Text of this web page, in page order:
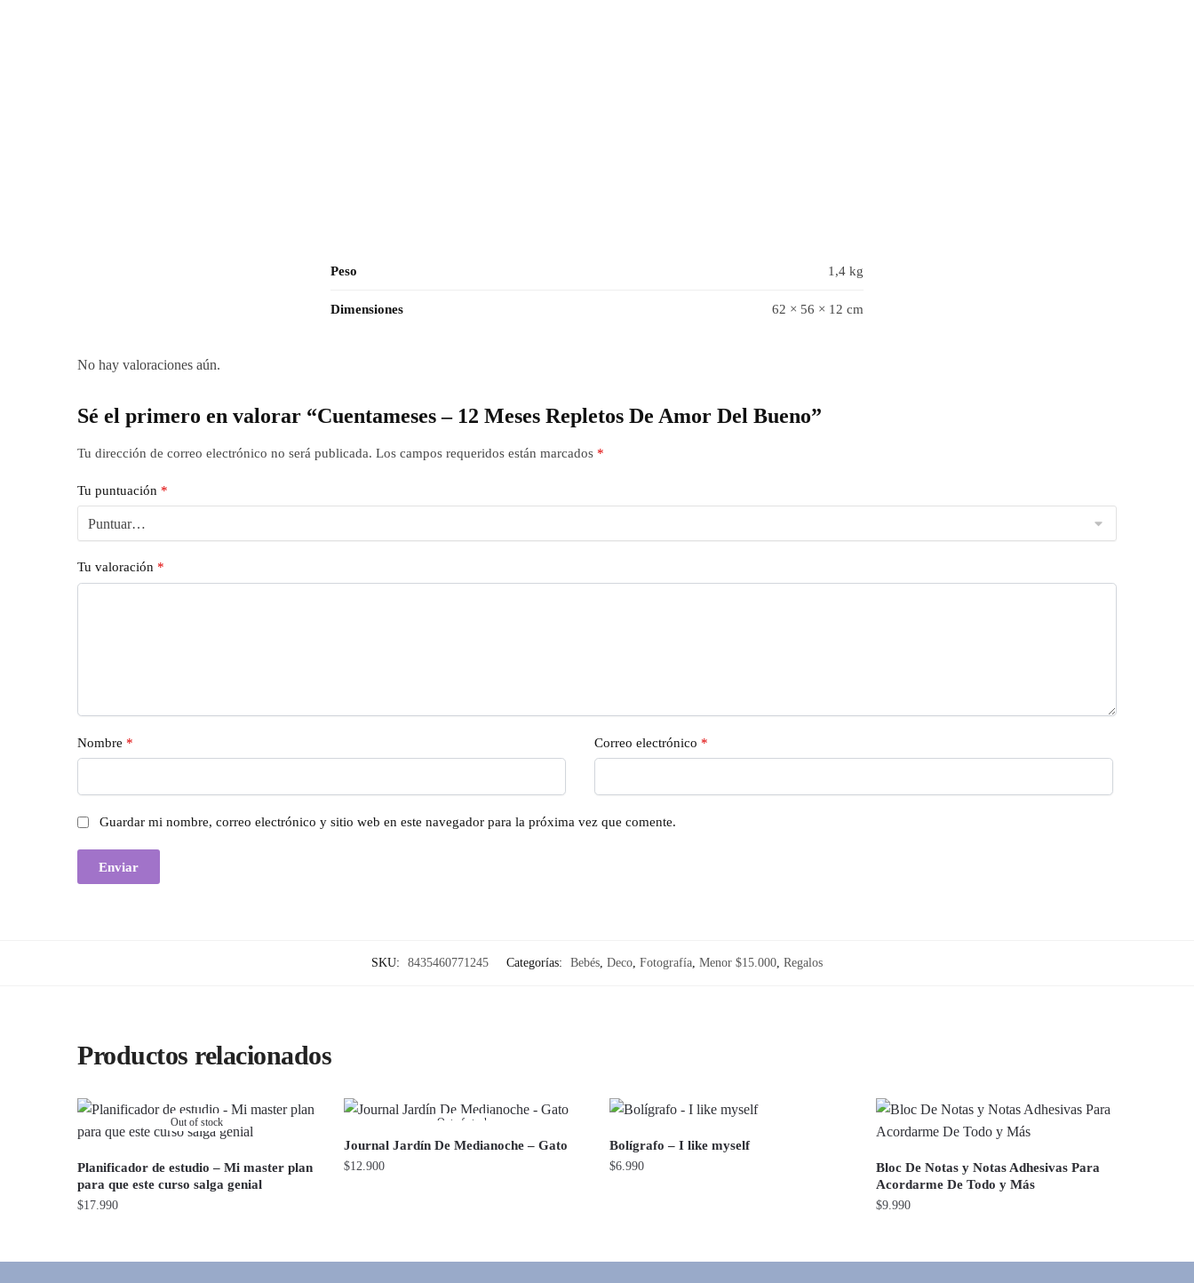
Peso 1,4 kg
Dimensiones 62 × 56 × 12 cm
No hay valoraciones aún.
Sé el primero en valorar “Cuentameses – 12 Meses Repletos De Amor Del Bueno”
Tu dirección de correo electrónico no será publicada. Los campos requeridos están marcados *
Tu puntuación *
Tu valoración *
Nombre * Correo electrónico *
Guardar mi nombre, correo electrónico y sitio web en este navegador para la próxima vez que comente.
SKU: 8435460771245 Categorías: Bebés, Deco, Fotografía, Menor $15.000, Regalos
Productos relacionados
Out of stock
Planificador de estudio – Mi master plan
para que este curso salga genial
$17.990
Out of stock
Journal Jardín De Medianoche – Gato
$12.900
Bolígrafo – I like myself
$6.990
Bloc De Notas y Notas Adhesivas Para
Acordarme De Todo y Más
$9.990